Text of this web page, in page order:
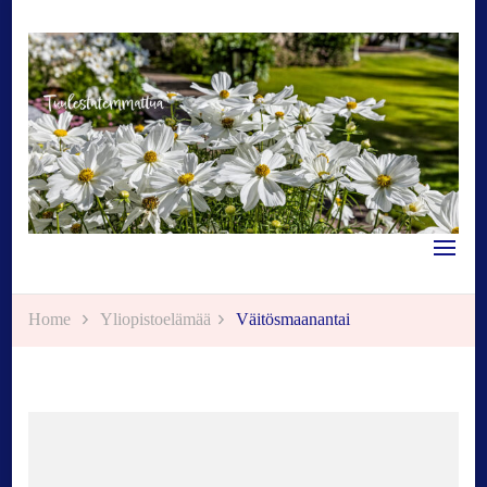
Tuulestatemmattua
Home Yliopistoelämää Väitösmaanantai